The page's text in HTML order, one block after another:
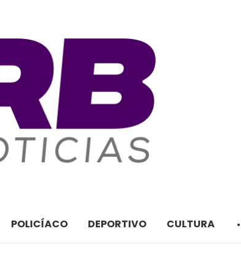
POLICÍACO DEPORTIVO CULTURA